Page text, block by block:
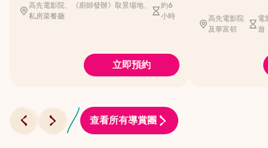
高先電影院、《廚師發辦》取景場地、
私房菜餐廳
約6
小時
立即預約
高先電影院
及華富邨
電
遊
查看所有導賞團